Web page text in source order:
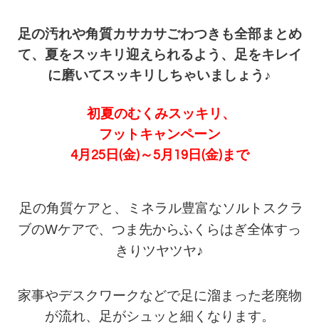
足の汚れや角質 カサカサごわつきも全部まとめ
て、 夏をスッキリ迎えられるよう、足をキレイ
に磨いてスッキリしちゃいましょう♪
初夏のむくみスッキリ、
フットキャンペーン
4月25日(金)～5月19日(金)まで
足の角質ケアと、ミネラル豊富なソルトスクラ
ブのWケアで、つま先からふくらはぎ全体すっ
きりツヤツヤ♪
家事やデスクワークなどで足に溜まった老廃物
が流れ、足がシュッと細くなります。